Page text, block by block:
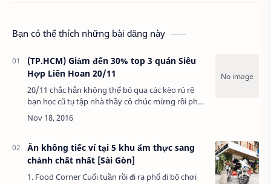
Bạn có thể thích những bài đăng này
(TP.HCM) Giảm đến 30% top 3 quán Siêu
Hợp Liên Hoan 20/11
20/11 chắc hẳn không thể bỏ qua các kèo rủ rê
bạn học cũ tụ tập nhà thầy cô chúc mừng rồi phải
không nè? Xong sau đó lại kéo cả team đi ra
ngoài ăn, vừa khó sắp xếp, vừa không tiện…
Ăn không tiếc ví tại 5 khu ẩm thực sang
chảnh chất nhất [Sài Gòn]
1. Food Corner Cuối tuần rồi đi ra phố đi bộ chơi